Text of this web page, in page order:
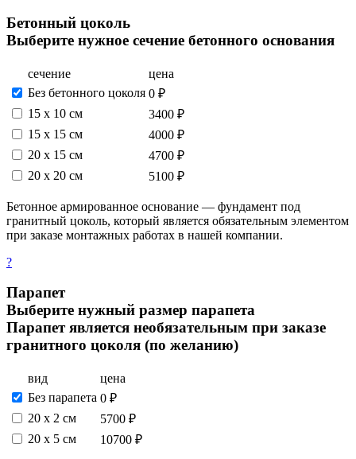
Бетонный цоколь
Выберите нужное сечение бетонного основания
сечение
цена
Без бетонного цоколя 0 ₽
15 х 10 см
3400 ₽
15 x 15 см
4000 ₽
20 x 15 см
4700 ₽
20 x 20 см
5100 ₽
Бетонное армированное основание — фундамент под
гранитный цоколь, который является обязательным элементом
при заказе монтажных работах в нашей компании.
?
Парапет
Выберите нужный размер парапета
Парапет является необязательным при заказе
гранитного цоколя (по желанию)
вид
цена
Без парапета 0 ₽
20 х 2 см
5700 ₽
20 x 5 см
10700 ₽